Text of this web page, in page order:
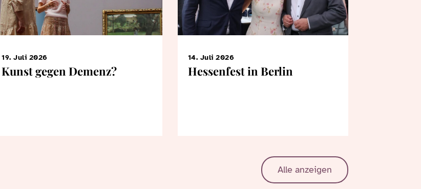
19. Juli 2026
Kunst gegen Demenz?
14. Juli 2026
Hessenfest in Berlin
Alle anzeigen